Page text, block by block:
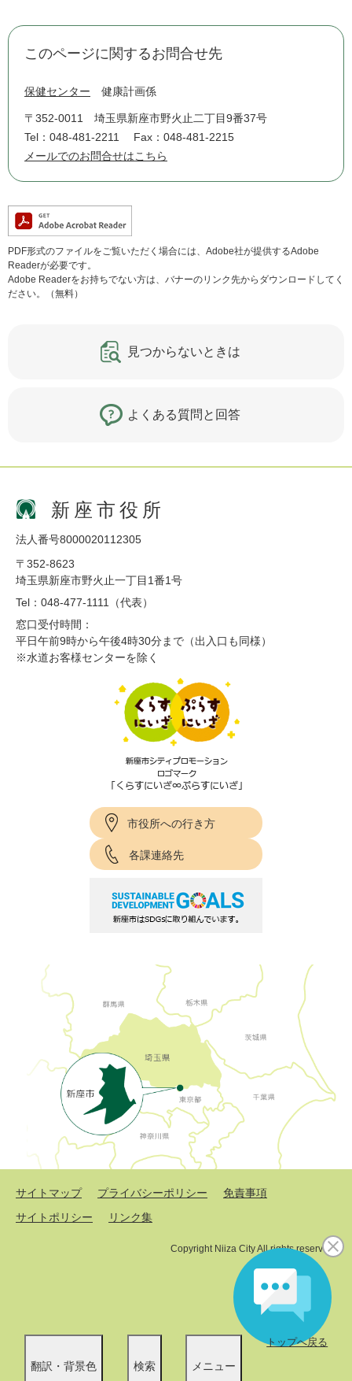
翻訳・背景色 検索 メニュー
トップへ戻る
このページに関するお問合せ先
保健センター 健康計画係
〒352-0011
埼玉県新座市野火止二丁目9番37号
Tel：048-481-2211
Fax：048-481-2215
メールでのお問合せはこちら
PDF形式のファイルをご覧いただく場合には、Adobe社が提供するAdobe
Readerが必要です。
Adobe Readerをお持ちでない方は、バナーのリンク先からダウンロードしてく
ださい。（無料）
見つからないときは
よくある質問と回答
新座市役所
法人番号8000020112305
〒352-8623
埼玉県新座市野火止一丁目1番1号
Tel：048-477-1111（代表）
窓口受付時間：
平日午前9時から午後4時30分まで（出入口も同様）
※水道お客様センターを除く
市役所への行き方
各課連絡先
サイトマップ プライバシーポリシー
免責事項
サイトポリシー
リンク集
Copyright Niiza City All rights reserved.